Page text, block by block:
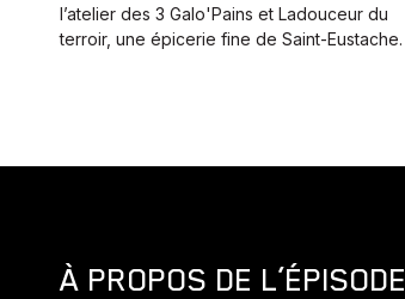
l’atelier des 3 Galo'Pains et Ladouceur du
terroir, une épicerie fine de Saint-Eustache.
À PROPOS DE L’ÉPISODE